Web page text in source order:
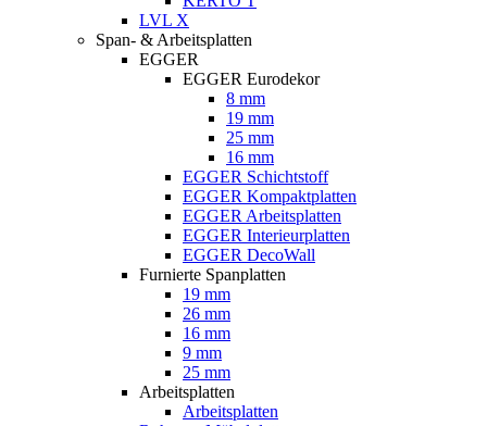
LVL X
Span- & Arbeitsplatten
EGGER
EGGER Eurodekor
8 mm
19 mm
25 mm
16 mm
EGGER Schichtstoff
EGGER Kompaktplatten
EGGER Arbeitsplatten
EGGER Interieurplatten
EGGER DecoWall
Furnierte Spanplatten
19 mm
26 mm
16 mm
9 mm
25 mm
Arbeitsplatten
Arbeitsplatten